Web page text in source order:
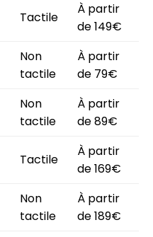
Tactile
À partir
de 149€
Non
tactile
À partir
de 79€
Non
tactile
À partir
de 89€
Tactile
À partir
de 169€
Non
tactile
À partir
de 189€